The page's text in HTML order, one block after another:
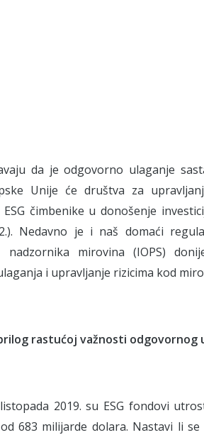
da je odgovorno ulaganje
Unije će društva za
čimbenike u donošenje
Nedavno je i naš domaći
nadzornika mirovina (IOPS)
i upravljanje rizicima kod
rastućoj važnosti odgovornog
2019. su ESG fondovi
683 milijarde dolara. Nastavi li